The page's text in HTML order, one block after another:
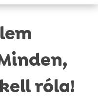
róla!